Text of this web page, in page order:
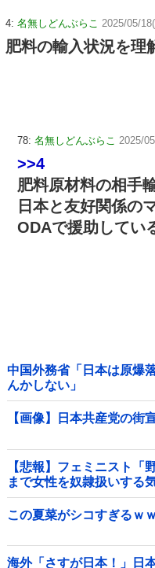
4: 名無しどんぶらこ 2025/05/
肥料の輸入状況を
78: 名無しどんぶらこ 2025/
>>4
肥料原材料の相手
日本と友好関係の
ODAで援助してい
中国外務省「日本は原爆
んかしない」
【画像】日本共産党の街
【悲報】フェミニスト「
まで女性を奴隷扱いする
この夏菜がシコすぎるｗ
海外「さすが日本！」日